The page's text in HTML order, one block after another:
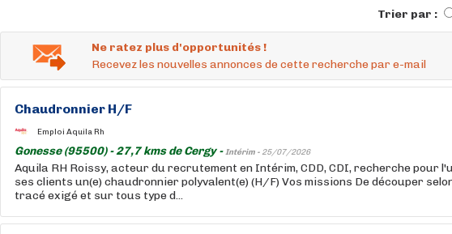
Trier par :
Ne ratez plus d'opportunités !
Recevez les nouvelles annonces de cette recherche par e-mail
Chaudronnier H/F
Emploi Aquila Rh
Gonesse (95500) - 27,7 kms de Cergy -Intérim - 25/07/2026
Aquila RH Roissy, acteur du recrutement en Intérim, CDD, CDI, recherche pour
ses clients un(e) chaudronnier polyvalent(e) (H/F) Vos missions De découper
tracé exigé et sur tous type d...